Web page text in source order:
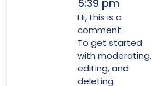
5:39 pm
Hi, this is a
comment.
To get started
with moderating,
editing, and
deleting